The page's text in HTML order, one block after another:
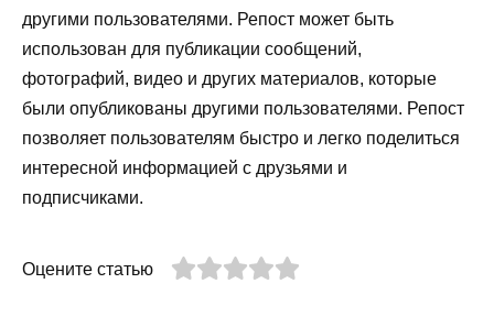
другими пользователями. Репост может быть
использован для публикации сообщений,
фотографий, видео и других материалов, которые
были опубликованы другими пользователями. Репост
позволяет пользователям быстро и легко поделиться
интересной информацией с друзьями и
подписчиками.
Оцените статью